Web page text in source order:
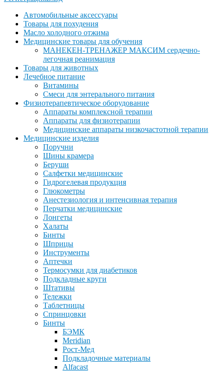
Автомобильные аксессуары
Товары для похудения
Масло холодного отжима
Медицинские товары для обучения
МАНЕКЕН-ТРЕНАЖЕР МАКСИМ сердечно-
легочная реанимация
Товары для животных
Лечебное питание
Витамины
Смеси для энтерального питания
Физиотерапевтическое оборудование
Аппараты комплексной терапии
Аппараты для физиотерапии
Медицинские аппараты низкочастотной терапии
Медицинские изделия
Поручни
Шины крамера
Беруши
Салфетки медицинские
Гидрогелевая продукция
Глюкометры
Анестезиология и интенсивная терапия
Перчатки медицинские
Лонгеты
Халаты
Бинты
Шприцы
Инструменты
Аптечки
Термосумки для диабетиков
Подкладные круги
Штативы
Тележки
Таблетницы
Спринцовки
Бинты
БЭМК
Meridian
Рост-Мед
Подкладочные материалы
Alfacast